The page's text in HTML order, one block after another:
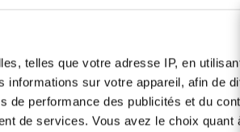
telles que votre adresse IP, en
sur votre appareil, afin de
performance des publicités et du
de services. Vous avez le choix quant
du cancer colorectal, un cancer